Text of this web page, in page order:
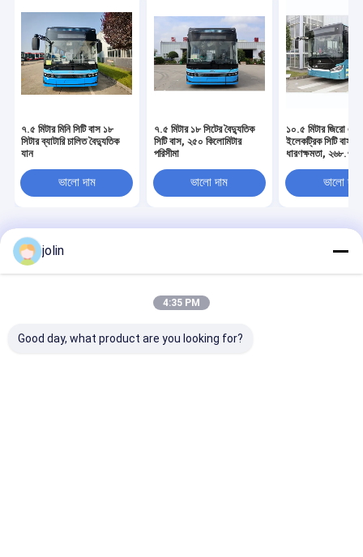
৭.৫ মিটার মিনি সিটি বাস ১৮
সিটার ব্যাটারি চালিত বৈদ্যুতিক
যান
ভালো দাম
৭.৫ মিটার ১৮ সিটের বৈদ্যুতিক
সিটি বাস, ২৫০ কিলোমিটার
পরিসীমা
ভালো দাম
১০.৫ মিটার জিরো
ইলেকট্রিক সিটি বাস,
ধারণক্ষমতা, ২৬৮.৭
এবং ২৫০
ড্রাইভিং রেঞ্জ
ভালো দাম
সাইট ম্যাপ
গোপনীয়তা নীতি
চীন কারখানা.Copyright © 2026 Zhongzhi First Bus Chengdu
Co., Ltd.. All Rights Reserved.
jolin
4:35 PM
Good day, what product are you looking for?